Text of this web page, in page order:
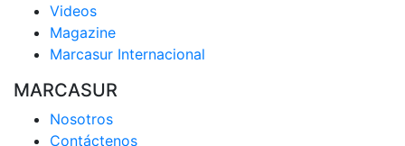
Videos
Magazine
Marcasur Internacional
MARCASUR
Nosotros
Contáctenos